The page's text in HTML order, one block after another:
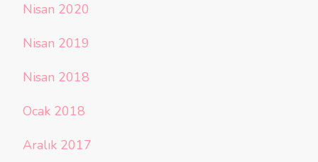
Nisan 2020
Nisan 2019
Nisan 2018
Ocak 2018
Aralık 2017